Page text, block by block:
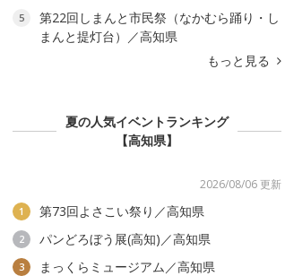
5
第22回しまんと市民祭（なかむら踊り・し
まんと提灯台）／高知県
もっと見る
夏の人気イベントランキング
【高知県】
2026/08/06 更新
1 第73回よさこい祭り／高知県
2 パンどろぼう展(高知)／高知県
3 まっくらミュージアム／高知県